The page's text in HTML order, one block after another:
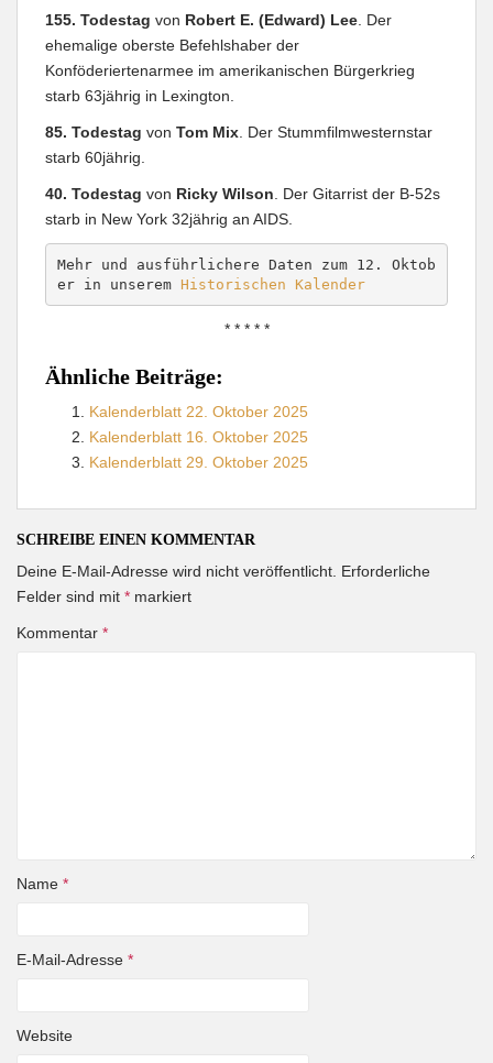
155. Todestag von Robert E. (Edward) Lee . Der
ehemalige oberste Befehlshaber der
Konföderiertenarmee im amerikanischen Bürgerkrieg
starb 63jährig in Lexington.
85. Todestag von Tom Mix . Der Stummfilmwesternstar
starb 60jährig.
40. Todestag von Ricky Wilson . Der Gitarrist der B-52s
starb in New York 32jährig an AIDS.
Mehr und ausführlichere Daten zum 12. Oktob
er in unserem Historischen Kalender
* * * * *
Ähnliche Beiträge:
Kalenderblatt 22. Oktober 2025
Kalenderblatt 16. Oktober 2025
Kalenderblatt 29. Oktober 2025
SCHREIBE EINEN KOMMENTAR
Deine E-Mail-Adresse wird nicht veröffentlicht. Erforderliche
Felder sind mit * markiert
Kommentar *
Name *
E-Mail-Adresse *
Website